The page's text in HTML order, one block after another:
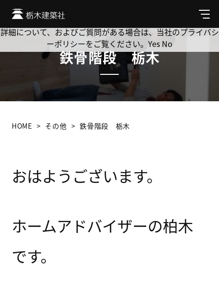
メ
ニ
ュ
鉄骨階段 栃木
HOME その他 鉄骨階段 栃木
おはようございます。
ホームアドバイザーの柏木
です。
Cookie を使用して、お客様の活動を追跡してもよろしいです
か? 当社ではお客様のプライバシーを極めて重視しています。
詳細について、およびご質問がある場合は、当社のプライバシ
ーポリシーをご覧ください。 Yes No